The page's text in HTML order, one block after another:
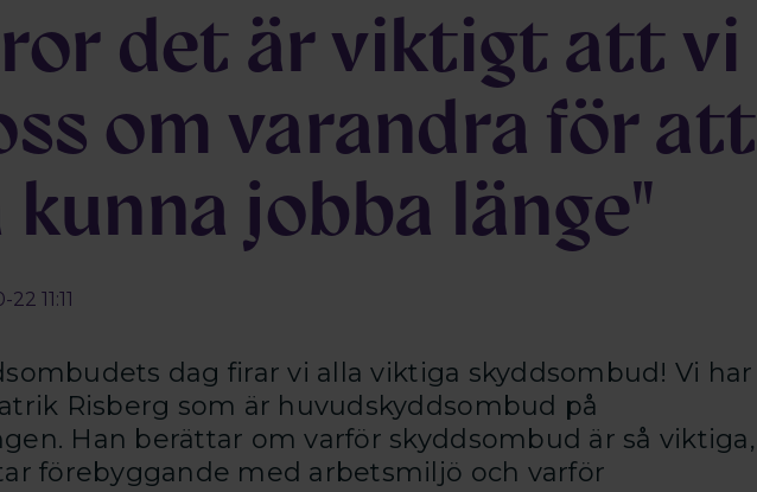
det är viktigt att vi
om varandra för att
kunna jobba länge"
11:11
dag firar vi alla viktiga skyddsombud! Vi har
Risberg som är huvudskyddsombud på
Han berättar om varför skyddsombud är så viktiga,
förebyggande med arbetsmiljö och varför